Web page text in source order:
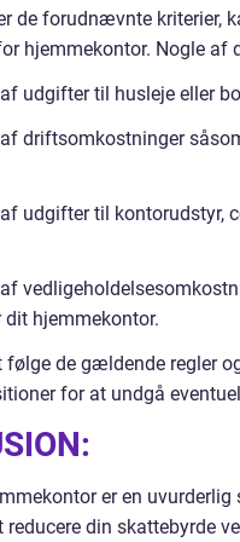
de forudnævnte kriterier,
hjemmekontor. Nogle af
udgifter til husleje eller
driftsomkostninger
udgifter til kontorudstyr,
hjemmekontor.
følge de gældende regler
for at undgå
er en
reducere din skattebyrde